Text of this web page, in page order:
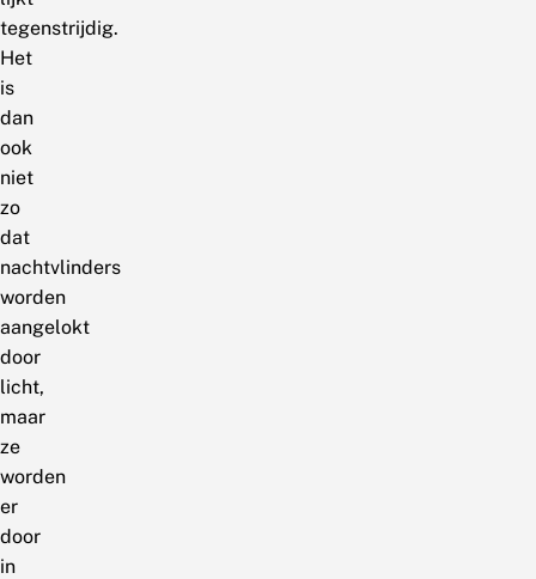
tegenstrijdig.
Het
is
dan
ook
niet
zo
dat
nachtvlinders
worden
aangelokt
door
licht,
maar
ze
worden
er
door
in